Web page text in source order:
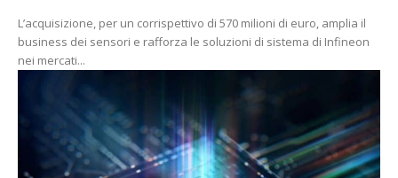
L’acquisizione, per un corrispettivo di 570 milioni di euro, amplia il
business dei sensori e rafforza le soluzioni di sistema di Infineon
nei mercati...